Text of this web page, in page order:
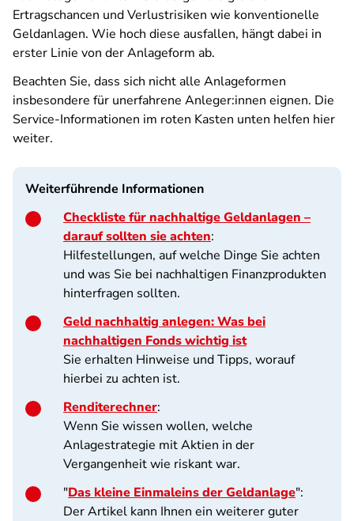
Ertragschancen und Verlustrisiken wie konventionelle
Geldanlagen. Wie hoch diese ausfallen, hängt dabei in
erster Linie von der Anlageform ab.
Beachten Sie, dass sich nicht alle Anlageformen
insbesondere für unerfahrene Anleger:innen eignen. Die
Service-Informationen im roten Kasten unten helfen hier
weiter.
Weiterführende Informationen
Checkliste für nachhaltige Geldanlagen –
darauf sollten sie achten:
Hilfestellungen, auf welche Dinge Sie achten
und was Sie bei nachhaltigen Finanzprodukten
hinterfragen sollten.
Geld nachhaltig anlegen: Was bei
nachhaltigen Fonds wichtig ist
Sie erhalten Hinweise und Tipps, worauf
hierbei zu achten ist.
Renditerechner:
Wenn Sie wissen wollen, welche
Anlagestrategie mit Aktien in der
Vergangenheit wie riskant war.
"Das kleine Einmaleins der Geldanlage":
Der Artikel kann Ihnen ein weiterer guter